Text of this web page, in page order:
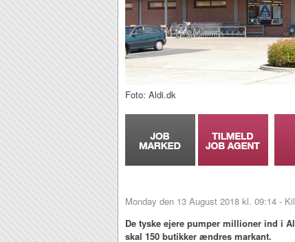
Foto: Aldi.dk
Monday den 13 August 2018 kl. 09:14 -
De tyske ejere pumper millioner ind i
skal 150 butikker ændres markant.